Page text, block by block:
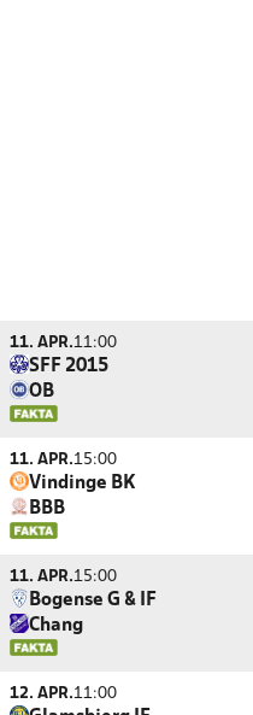
11. APR.11:00
SFF 2015
OB
11. APR.15:00
Vindinge BK
BBB
11. APR.15:00
Bogense G & IF
Chang
12. APR.11:00